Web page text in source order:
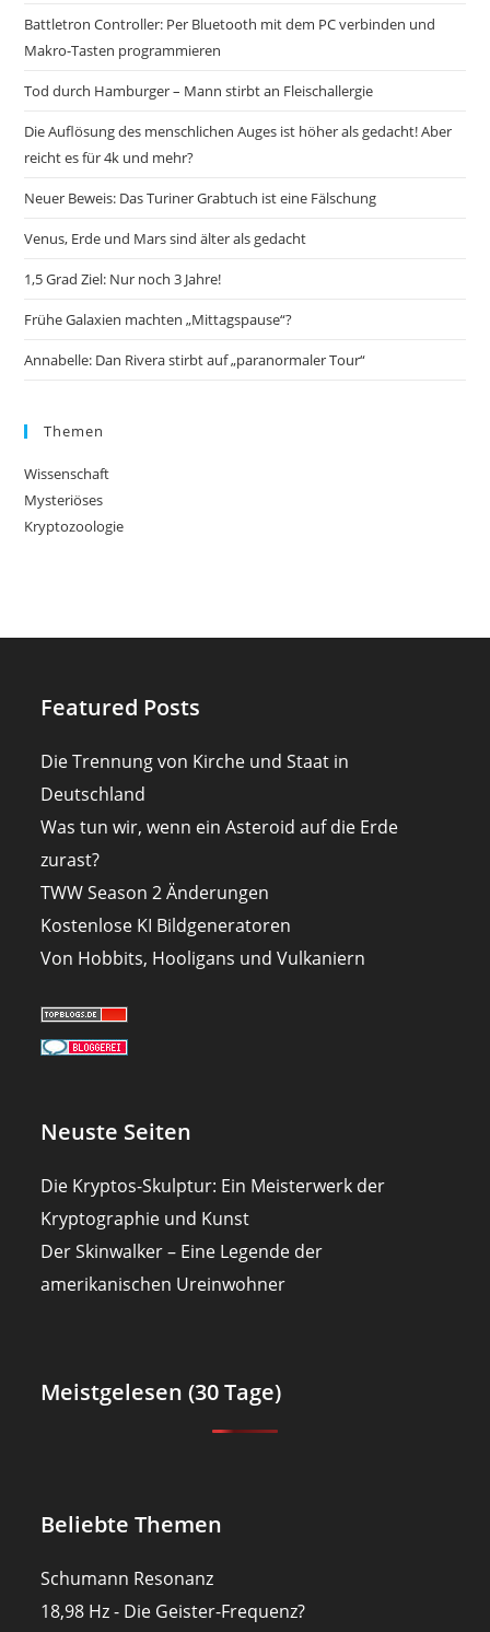
Battletron Controller: Per Bluetooth mit dem PC verbinden und
Makro-Tasten programmieren
Tod durch Hamburger – Mann stirbt an Fleischallergie
Die Auflösung des menschlichen Auges ist höher als gedacht! Aber
reicht es für 4k und mehr?
Neuer Beweis: Das Turiner Grabtuch ist eine Fälschung
Venus, Erde und Mars sind älter als gedacht
1,5 Grad Ziel: Nur noch 3 Jahre!
Frühe Galaxien machten „Mittagspause“?
Annabelle: Dan Rivera stirbt auf „paranormaler Tour“
Themen
Wissenschaft
Mysteriöses
Kryptozoologie
Featured Posts
Die Trennung von Kirche und Staat in
Deutschland
Was tun wir, wenn ein Asteroid auf die Erde
zurast?
TWW Season 2 Änderungen
Kostenlose KI Bildgeneratoren
Von Hobbits, Hooligans und Vulkaniern
Neuste Seiten
Die Kryptos-Skulptur: Ein Meisterwerk der
Kryptographie und Kunst
Der Skinwalker – Eine Legende der
amerikanischen Ureinwohner
Meistgelesen (30 Tage)
Beliebte Themen
Schumann Resonanz
18,98 Hz - Die Geister-Frequenz?